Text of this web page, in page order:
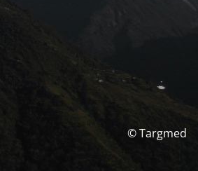
© Targmed